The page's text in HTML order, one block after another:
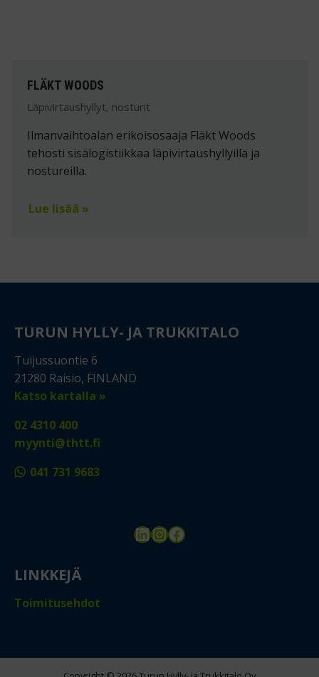
FLÄKT WOODS
Läpivirtaushyllyt, nosturit
Ilmanvaihtoalan erikoisosaaja Fläkt Woods
tehosti sisälogistiikkaa läpivirtaushyllyillä ja
nostureilla.
Lue lisää »
TURUN HYLLY- JA TRUKKITALO
Tuijussuontie 6
21280 Raisio, FINLAND
Katso kartalla »
02 4310 400
myynti@thtt.fi
041 731 9683
LinkedIn
Instagram
Facebook
LINKKEJÄ
Toimitusehdot